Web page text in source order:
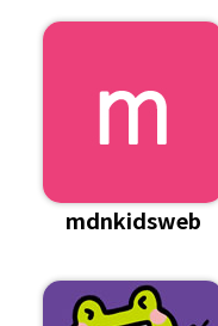
mdnkidsweb